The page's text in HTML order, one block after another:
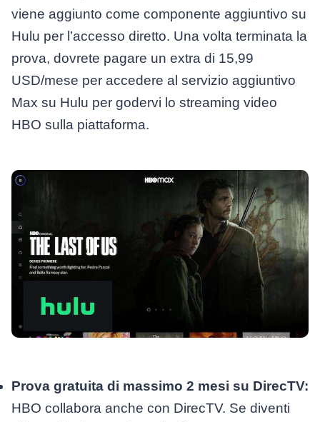
viene aggiunto come componente aggiuntivo su
Hulu per l’accesso diretto. Una volta terminata la
prova, dovrete pagare un extra di 15,99
USD/mese per accedere al servizio aggiuntivo
Max su Hulu per godervi lo streaming video
HBO sulla piattaforma.
Prova gratuita di massimo 2 mesi su DirecTV:
HBO collabora anche con DirecTV. Se diventi